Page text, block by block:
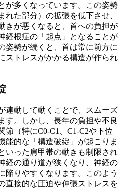
が多くなっています。この姿勢
れた部分）の拡張を低下させ、
きが悪くなると、首への負担が
経根症の「起点」となることが
姿勢が続くと、首は常に前方に
ストレスがかかる構造が作られ
連動して動くことで、スムーズ
す。しかし、長年の負担や不良
節（特にC0-C1、C1-C2や下位
能的な「構造破綻」が起こりま
いった肩甲帯の動きも制限され
経の通り道が狭くなり、神経の
陥りやすくなります。このよう
直接的な圧迫や伸張ストレスを